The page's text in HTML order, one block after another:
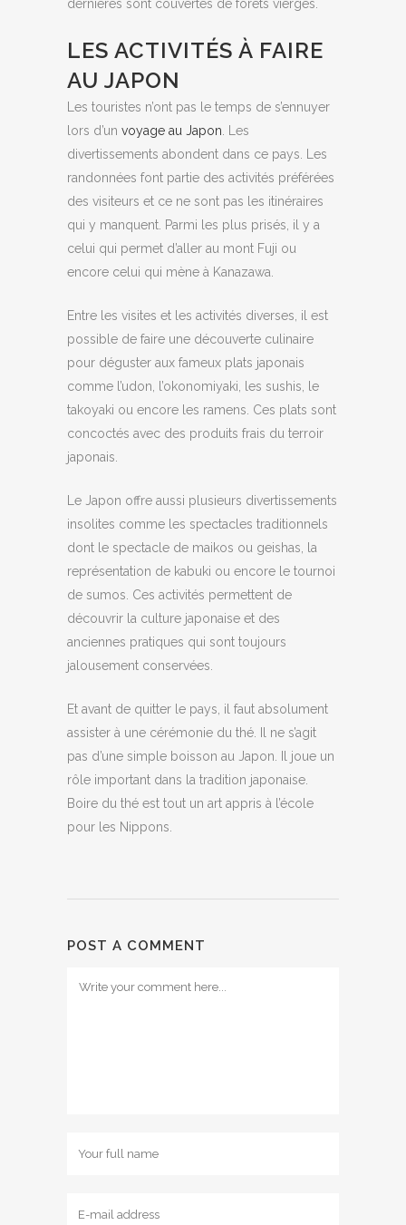
dernières sont couvertes de forêts vierges.
LES ACTIVITÉS À FAIRE
AU JAPON
Les touristes n’ont pas le temps de s’ennuyer
lors d’un voyage au Japon . Les
divertissements abondent dans ce pays. Les
randonnées font partie des activités préférées
des visiteurs et ce ne sont pas les itinéraires
qui y manquent. Parmi les plus prisés, il y a
celui qui permet d’aller au mont Fuji ou
encore celui qui mène à Kanazawa.
Entre les visites et les activités diverses, il est
possible de faire une découverte culinaire
pour déguster aux fameux plats japonais
comme l’udon, l’okonomiyaki, les sushis, le
takoyaki ou encore les ramens. Ces plats sont
concoctés avec des produits frais du terroir
japonais.
Le Japon offre aussi plusieurs divertissements
insolites comme les spectacles traditionnels
dont le spectacle de maikos ou geishas, la
représentation de kabuki ou encore le tournoi
de sumos. Ces activités permettent de
découvrir la culture japonaise et des
anciennes pratiques qui sont toujours
jalousement conservées.
Et avant de quitter le pays, il faut absolument
assister à une cérémonie du thé. Il ne s’agit
pas d’une simple boisson au Japon. Il joue un
rôle important dans la tradition japonaise.
Boire du thé est tout un art appris à l’école
pour les Nippons.
POST A COMMENT